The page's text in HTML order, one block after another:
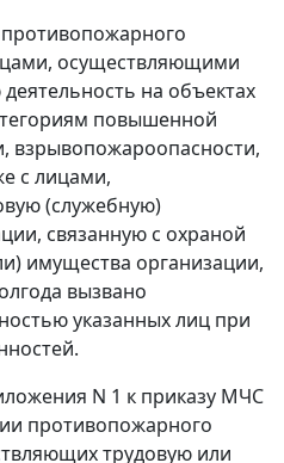
осуществляющими
на объектах
повышенной
взрывопожароопасности,
с лицами,
(служебную)
связанную с охраной
имущества организации,
вызвано
указанных лиц при
N 1 к приказу МЧС
противопожарного
трудовую или